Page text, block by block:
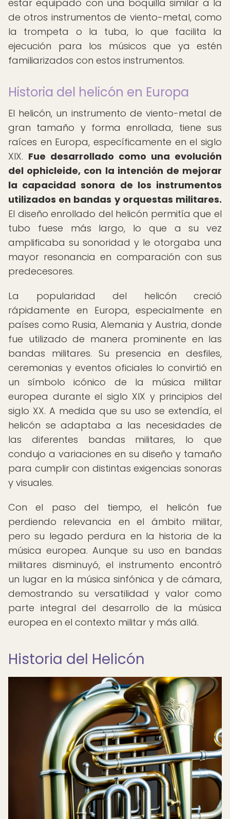
estar equipado con una boquilla similar a la
de otros instrumentos de viento-metal, como
la trompeta o la tuba, lo que facilita la
ejecución para los músicos que ya estén
familiarizados con estos instrumentos.
Historia del helicón en Europa
El helicón, un instrumento de viento-metal de
gran tamaño y forma enrollada, tiene sus
raíces en Europa, específicamente en el siglo
XIX. Fue desarrollado como una evolución
del ophicleide, con la intención de mejorar
la capacidad sonora de los instrumentos
utilizados en bandas y orquestas militares.
El diseño enrollado del helicón permitía que el
tubo fuese más largo, lo que a su vez
amplificaba su sonoridad y le otorgaba una
mayor resonancia en comparación con sus
predecesores.
La popularidad del helicón creció
rápidamente en Europa, especialmente en
países como Rusia, Alemania y Austria, donde
fue utilizado de manera prominente en las
bandas militares. Su presencia en desfiles,
ceremonias y eventos oficiales lo convirtió en
un símbolo icónico de la música militar
europea durante el siglo XIX y principios del
siglo XX. A medida que su uso se extendía, el
helicón se adaptaba a las necesidades de
las diferentes bandas militares, lo que
condujo a variaciones en su diseño y tamaño
para cumplir con distintas exigencias sonoras
y visuales.
Con el paso del tiempo, el helicón fue
perdiendo relevancia en el ámbito militar,
pero su legado perdura en la historia de la
música europea. Aunque su uso en bandas
militares disminuyó, el instrumento encontró
un lugar en la música sinfónica y de cámara,
demostrando su versatilidad y valor como
parte integral del desarrollo de la música
europea en el contexto militar y más allá.
Historia del Helicón